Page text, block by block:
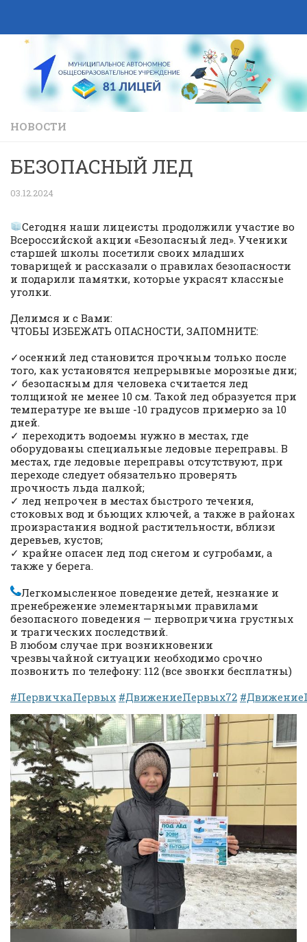
НОВОСТИ
БЕЗОПАСНЫЙ ЛЕД
03.12.2024
Сегодня наши лицеисты продолжили участие во
Всероссийской акции «Безопасный лед». Ученики
старшей школы посетили своих младших
товарищей и рассказали о правилах безопасности
и подарили памятки, которые украсят классные
уголки.
Делимся и с Вами:
ЧТОБЫ ИЗБЕЖАТЬ ОПАСНОСТИ, ЗАПОМНИТЕ:
✓осенний лед становится прочным только после
того, как установятся непрерывные морозные дни;
✓ безопасным для человека считается лед
толщиной не менее 10 см. Такой лед образуется при
температуре не выше -10 градусов примерно за 10
дней.
✓ переходить водоемы нужно в местах, где
оборудованы специальные ледовые переправы. В
местах, где ледовые переправы отсутствуют, при
переходе следует обязательно проверять
прочность льда палкой;
✓ лед непрочен в местах быстрого течения,
стоковых вод и бьющих ключей, а также в районах
произрастания водной растительности, вблизи
деревьев, кустов;
✓ крайне опасен лед под снегом и сугробами, а
также у берега.
Легкомысленное поведение детей, незнание и
пренебрежение элементарными правилами
безопасного поведения — первопричина грустных
и трагических последствий.
В любом случае при возникновении
чрезвычайной ситуации необходимо срочно
позвонить по телефону: 112 (все звонки бесплатны)
#ПервичкаПервых #ДвижениеПервых72